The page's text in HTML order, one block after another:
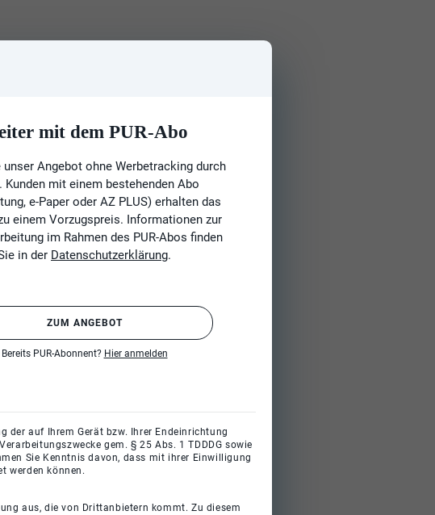
mit dem PUR-Abo
unser Angebot ohne Werbetracking durch
Kunden mit einem bestehenden Abo
e-Paper oder AZ PLUS) erhalten das
einem Vorzugspreis. Informationen zur
im Rahmen des PUR-Abos finden
in der Datenschutzerklärung.
ZUM ANGEBOT
Bereits PUR-Abonnent? Hier anmelden
der auf Ihrem Gerät bzw. Ihrer Endeinrichtung
gem. § 25 Abs. 1 TDDDG sowie
Sie Kenntnis davon, dass mit ihrer Einwilligung
werden können.
aus, die von Drittanbietern kommt. Zu diesem